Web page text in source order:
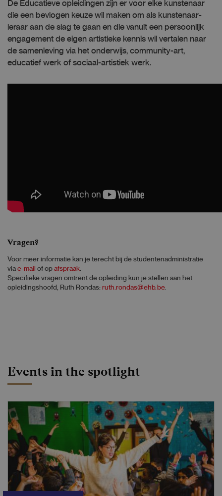
De Educatieve opleidingen zijn er voor elke kunstenaar
die een bevlogen keuze wil maken om als kunstenaar-
leraar aan de slag te gaan en die vanuit een persoonlijk
engagement de eigen artistieke kennis wil vertalen naar
de samenleving via het onderwijs, community-art,
educatief werk of sociaal-artistiek werk.
Vragen?
Voor meer informatie kan je terecht bij de studentenadministratie
via e-mail of op afspraak.
Specifieke vragen omtrent de opleiding kun je stellen aan het
opleidingshoofd, Ruth Rondas: ruth.rondas@ehb.be.
Events in the spotlight